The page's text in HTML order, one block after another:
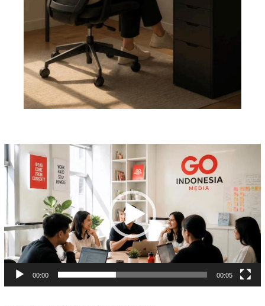
Pemutar
Video
00:00 00:05